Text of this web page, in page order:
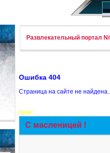
Развлекательный портал
Ошибка 404
Страница на сайте не
New!
С масленицей !